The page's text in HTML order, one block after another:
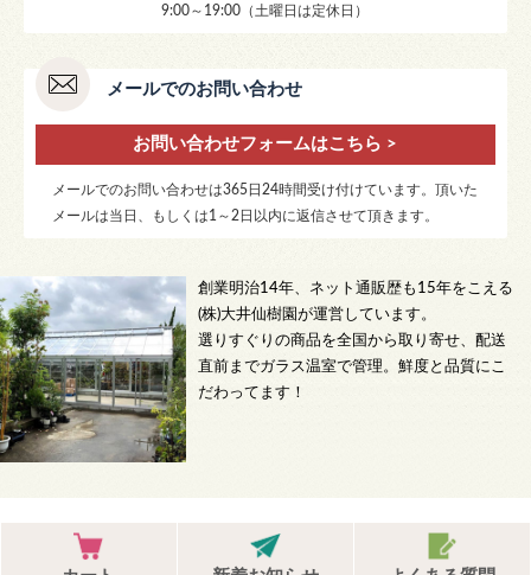
9:00～19:00（土曜日は定休日）
メールでのお問い合わせ
お問い合わせフォームはこちら >
メールでのお問い合わせは365日24時間受け付けています。頂いた
メールは当日、もしくは1～2日以内に返信させて頂きます。
創業明治14年、ネット通販歴も15年をこえる
(株)大井仙樹園が運営しています。
選りすぐりの商品を全国から取り寄せ、配送
直前までガラス温室で管理。鮮度と品質にこ
だわってます！